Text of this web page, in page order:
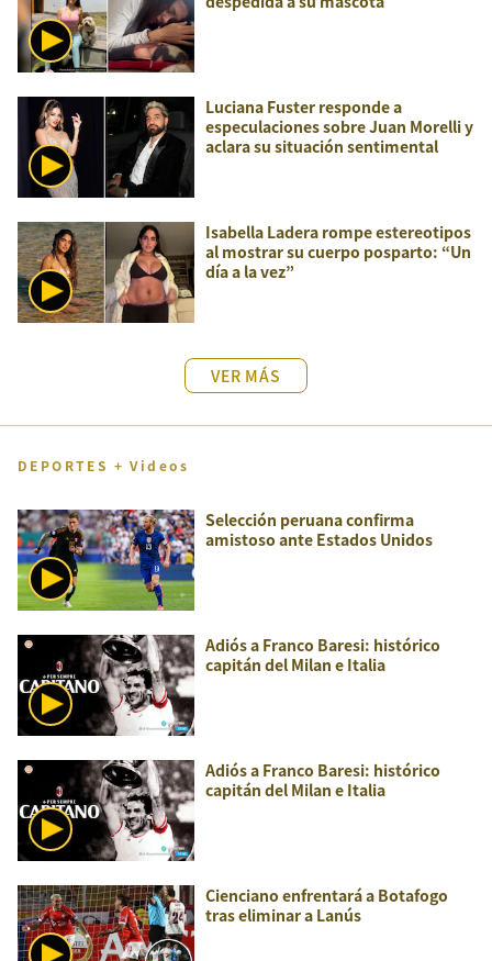
Luciana Fuster responde a
especulaciones sobre Juan Morelli y
aclara su situación sentimental
Isabella Ladera rompe estereotipos
al mostrar su cuerpo posparto: “Un
día a la vez”
VER MÁS
DEPORTES + Videos
Selección peruana confirma
amistoso ante Estados Unidos
Adiós a Franco Baresi: histórico
capitán del Milan e Italia
Adiós a Franco Baresi: histórico
capitán del Milan e Italia
Cienciano enfrentará a Botafogo
tras eliminar a Lanús